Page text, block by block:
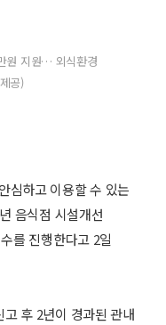
원 지원… 외식환경
공)
심하고 이용할 수 있는
음식점 시설개선
를 진행한다고 2일
후 2년이 경과된 관내